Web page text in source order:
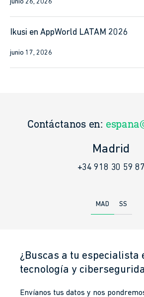
junio 26, 2026
Ikusi en AppWorld LATAM 2026
junio 17, 2026
Contáctanos en:
Donostia –
+34 943
MAD SS
¿Buscas a tu especialista
tecnología y
Envíanos tus datos y nos